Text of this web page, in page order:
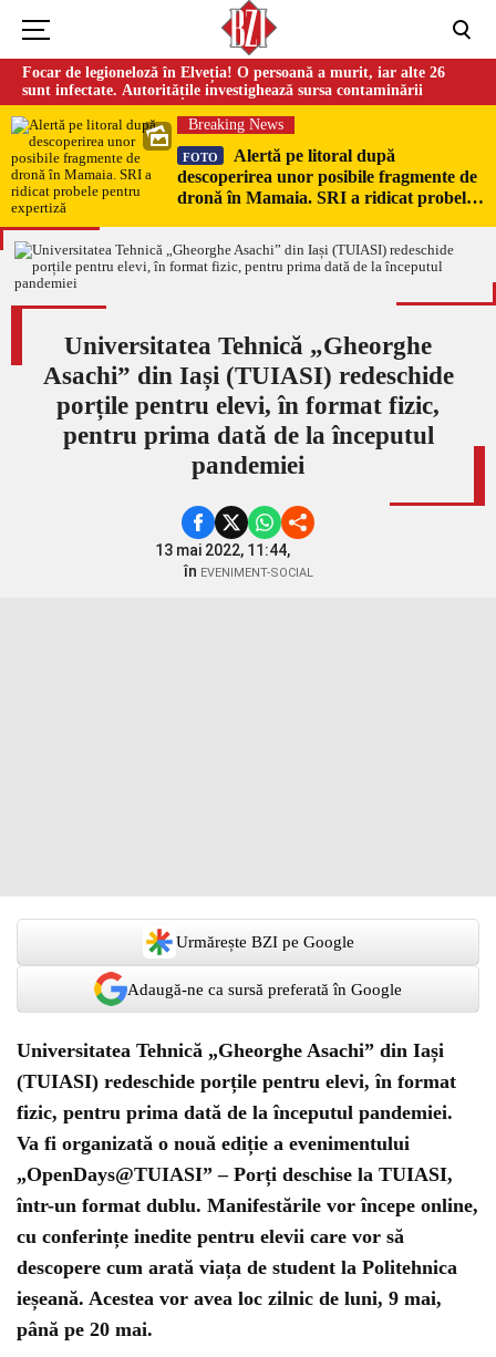
Focar de legioneloză în Elveția! O persoană a murit, iar alte 26
sunt infectate. Autoritățile investighează sursa contaminării
Breaking News
FOTO
Alertă pe litoral după
descoperirea unor posibile fragmente de
dronă în Mamaia. SRI a ridicat probele
Universitatea Tehnică „Gheorghe
Asachi” din Iași (TUIASI) redeschide
porțile pentru elevi, în format fizic,
pentru prima dată de la începutul
pandemiei
13 mai 2022, 11:44,
în EVENIMENT-SOCIAL
Urmărește BZI pe Google
Adaugă-ne ca sursă preferată în Google
Universitatea Tehnică „Gheorghe Asachi” din Iași
(TUIASI) redeschide porțile pentru elevi, în format
fizic, pentru prima dată de la începutul pandemiei.
Va fi organizată o nouă ediție a evenimentului
„OpenDays@TUIASI” – Porți deschise la TUIASI,
într-un format dublu. Manifestările vor începe online,
cu conferințe inedite pentru elevii care vor să
descopere cum arată viața de student la Politehnica
ieșeană. Acestea vor avea loc zilnic de luni, 9 mai,
până pe 20 mai.